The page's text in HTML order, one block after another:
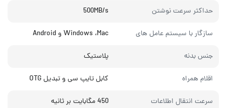
حداکثر سرعت نوشتن 500MB/s
سازگار با سیستم عامل های Windows ،Mac و Android
جنس بدنه پلاستیک
اقلام همراه کابل تایپ سی و تبدیل OTG
سرعت انتقال اطلاعات 450 مگابایت بر ثانیه